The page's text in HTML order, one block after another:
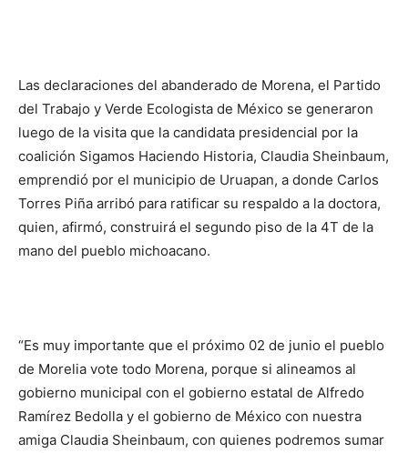
Las declaraciones del abanderado de Morena, el Partido
del Trabajo y Verde Ecologista de México se generaron
luego de la visita que la candidata presidencial por la
coalición Sigamos Haciendo Historia, Claudia Sheinbaum,
emprendió por el municipio de Uruapan, a donde Carlos
Torres Piña arribó para ratificar su respaldo a la doctora,
quien, afirmó, construirá el segundo piso de la 4T de la
mano del pueblo michoacano.
“Es muy importante que el próximo 02 de junio el pueblo
de Morelia vote todo Morena, porque si alineamos al
gobierno municipal con el gobierno estatal de Alfredo
Ramírez Bedolla y el gobierno de México con nuestra
amiga Claudia Sheinbaum, con quienes podremos sumar